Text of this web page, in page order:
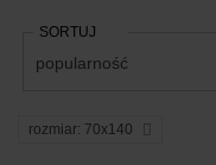
rozmiar: 70x140
SORTUJ
popularność